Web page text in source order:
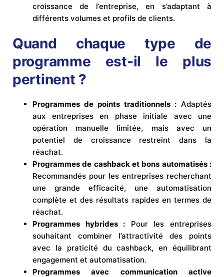
croissance de l’entreprise, en s’adaptant à
différents volumes et profils de clients.
Quand chaque type de
programme est-il le plus
pertinent ?
Programmes de points traditionnels : Adaptés
aux entreprises en phase initiale avec une
opération manuelle limitée, mais avec un
potentiel de croissance restreint dans la
réachat.
Programmes de cashback et bons automatisés :
Recommandés pour les entreprises recherchant
une grande efficacité, une automatisation
complète et des résultats rapides en termes de
réachat.
Programmes hybrides : Pour les entreprises
souhaitant combiner l’attractivité des points
avec la praticité du cashback, en équilibrant
engagement et automatisation.
Programmes avec communication active